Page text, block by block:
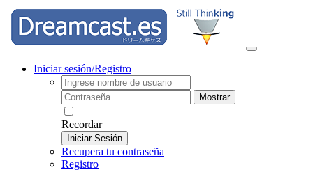
Iniciar sesión/Registro
Mostrar
Recordar
Iniciar Sesión
Recupera tu contraseña
Registro